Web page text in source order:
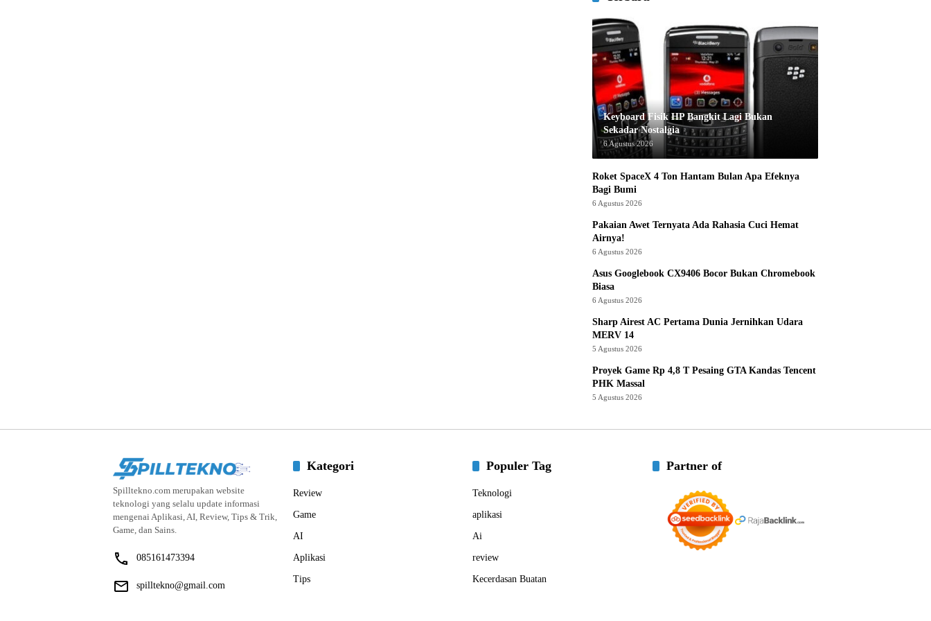
Keyboard Fisik HP Bangkit Lagi Bukan
Sekadar Nostalgia
6 Agustus 2026
Roket SpaceX 4 Ton Hantam Bulan Apa Efeknya
Bagi Bumi
6 Agustus 2026
Pakaian Awet Ternyata Ada Rahasia Cuci Hemat
Airnya!
6 Agustus 2026
Asus Googlebook CX9406 Bocor Bukan Chromebook
Biasa
6 Agustus 2026
Sharp Airest AC Pertama Dunia Jernihkan Udara
MERV 14
5 Agustus 2026
Proyek Game Rp 4,8 T Pesaing GTA Kandas Tencent
PHK Massal
5 Agustus 2026
Spilltekno.com merupakan website
teknologi yang selalu update informasi
mengenai Aplikasi, AI, Review, Tips & Trik,
Game, dan Sains.
085161473394
spilltekno@gmail.com
Kategori
Review
Game
AI
Aplikasi
Tips
Populer Tag
Teknologi
aplikasi
Ai
review
Kecerdasan Buatan
Partner of